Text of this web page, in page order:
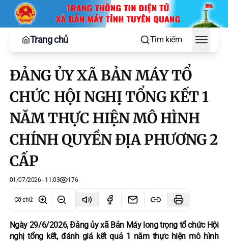
Trang chủ Tìm kiếm
Toggle
ĐẢNG ỦY XÃ BẢN MÁY TỔ
CHỨC HỘI NGHỊ TỔNG KẾT 1
NĂM THỰC HIỆN MÔ HÌNH
CHÍNH QUYỀN ĐỊA PHƯƠNG 2
CẤP
01/07/2026 - 11:03 176
Cỡ chữ:
Ngày 29/6/2026, Đảng ủy xã Bản Máy long trọng tổ chức Hội
nghị tổng kết, đánh giá kết quả 1 năm thực hiện mô hình